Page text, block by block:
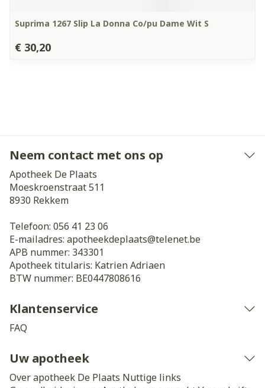
Suprima 1267 Slip La Donna Co/pu Dame Wit S
€ 30,20
Neem contact met ons op
Apotheek De Plaats
Moeskroenstraat 511
8930 Rekkem
Telefoon: 056 41 23 06
E-mailadres: apotheekdeplaats@telenet.be
APB nummer: 343301
Apotheek titularis: Katrien Adriaen
BTW nummer: BE0447808616
Klantenservice
FAQ
Uw apotheek
Over apotheek De Plaats Nuttige links